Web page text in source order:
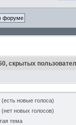
скрытых
новые голоса)
новых голосов)
тема